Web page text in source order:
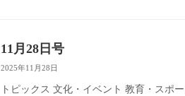
11月28日号
2025年11月28日
トピックス 文化・イベント 教育・スポ